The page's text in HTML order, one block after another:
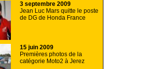
3 septembre 2009
Jean Luc Mars quitte le poste
de DG de Honda France
15 juin 2009
Premières photos de la
catégorie Moto2 à Jerez